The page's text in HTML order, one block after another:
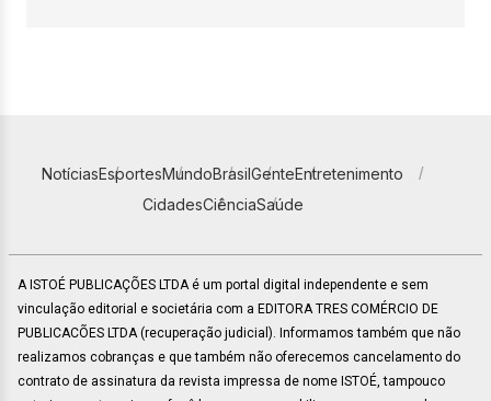
NotíciasEsportesMundoBrasilGenteEntretenimento
CidadesCiênciaSaúde
A ISTOÉ PUBLICAÇÕES LTDA é um portal digital independente e sem
vinculação editorial e societária com a EDITORA TRES COMÉRCIO DE
PUBLICACÕES LTDA (recuperação judicial). Informamos também que não
realizamos cobranças e que também não oferecemos cancelamento do
contrato de assinatura da revista impressa de nome ISTOÉ, tampouco